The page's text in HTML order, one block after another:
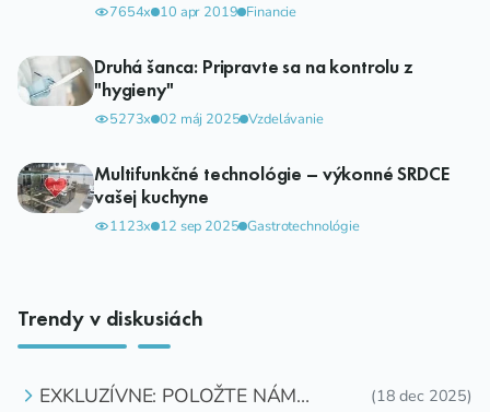
7654x 10 apr 2019 Financie
Druhá šanca: Pripravte sa na kontrolu z
"hygieny"
5273x 02 máj 2025 Vzdelávanie
Multifunkčné technológie – výkonné SRDCE
vašej kuchyne
1123x 12 sep 2025 Gastrotechnológie
Trendy v diskusiách
EXKLUZÍVNE: POLOŽTE NÁM
(18 dec 2025)